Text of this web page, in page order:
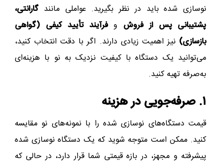
نوسازی شده باید در نظر بگیرید. عواملی مانندگارانتی،
پشتیبانی پس از فروش وفرآیند تأیید کیفی (گواهی
بازسازی) نیز اهمیت زیادی دارند. اگر با دقت انتخاب کنید،
می‌توانید یک دستگاه با کیفیت نزدیک به نو با هزینه‌ای
به‌صرفه تهیه کنید.
۱. صرفه‌جویی در هزینه
قیمت دستگاه‌های نوسازی شده را با نمونه‌های نو مقایسه
کنید. ممکن است متوجه شوید که یک دستگاه نوسازی شده
پیشرفته و مجهز، در بازه قیمتی شما قرار دارد، در حالی که